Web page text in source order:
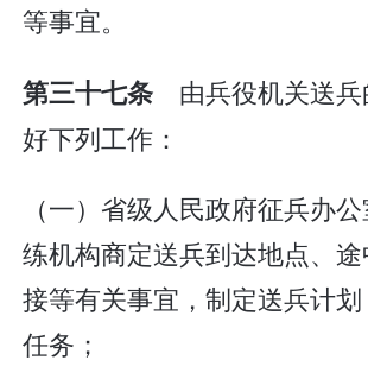
等事宜。
第三十七条 由兵役机关送兵
好下列工作：
（一）省级人民政府征兵办
练机构商定送兵到达地点、
接等有关事宜，制定送兵计
任务；